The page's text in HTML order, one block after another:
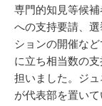
専門的知見等候
への支持要請、
ションの開催な
に立ち相当数の
担いました。ジ
が代表部を置い